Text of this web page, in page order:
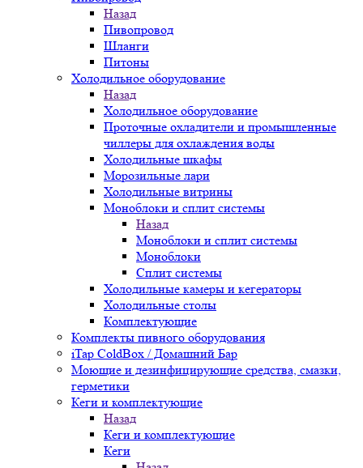
Назад
Пивопровод
Шланги
Питоны
Холодильное оборудование
Назад
Холодильное оборудование
Проточные охладители и промышленные
чиллеры для охлаждения воды
Холодильные шкафы
Морозильные лари
Холодильные витрины
Моноблоки и сплит системы
Назад
Моноблоки и сплит системы
Моноблоки
Сплит системы
Холодильные камеры и кегераторы
Холодильные столы
Комплектующие
Комплекты пивного оборудования
iTap ColdBox / Домашний Бар
Моющие и дезинфицирующие средства, смазки,
герметики
Кеги и комплектующие
Назад
Кеги и комплектующие
Кеги